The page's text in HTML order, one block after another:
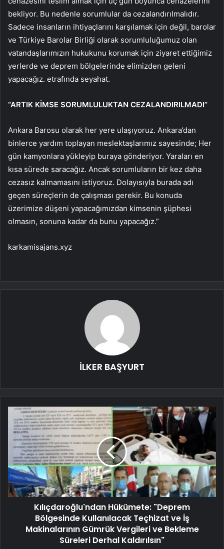
bekliyor. Bu nedenle sorumlular da cezalandırılmalıdır.
Sadece insanların ihtiyaçlarını karşılamak için değil, barolar
ve Türkiye Barolar Birliği olarak sorumluluğumuz olan
vatandaşlarımızın hukukunu korumak için ziyaret ettiğimiz
yerlerde ve deprem bölgelerinde elimizden geleni
yapacağız. etrafında seyahat.
“ARTIK KİMSE SORUMLULUKTAN CEZALANDIRILMADI”
Ankara Barosu olarak her yere ulaşıyoruz. Ankara’dan
binlerce yardım toplayan meslektaşlarımız sayesinde; Her
gün kamyonlara yükleyip buraya gönderiyor. Yaraları en
kısa sürede saracağız. Ancak sorumluların bir kez daha
cezasız kalmamasını istiyoruz. Dolayısıyla burada adı
geçen süreçlerin de çalışması gerekir. Bu konuda
üzerimize düşeni yapacağımızdan kimsenin şüphesi
olmasın, sonuna kadar da bunu yapacağız.”
karkamisajans.xyz
İLKER BAŞYURT
Kılıçdaroğlu'ndan Hükümete: "Deprem
Bölgesinde Kullanılacak Teçhizat ve İş
Makinalarının Gümrük Vergileri ve Bekleme
Süreleri Derhal Kaldırılsın"